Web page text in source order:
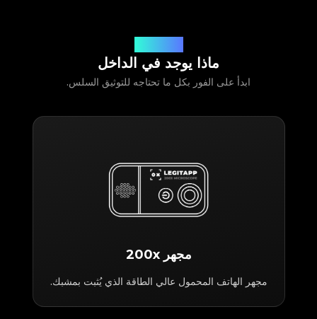
ماذا يوجد في الداخل
ابدأ على الفور بكل ما تحتاجه للتوثيق السلس.
مجهر 200x
مجهر الهاتف المحمول عالي الطاقة الذي يُثبت بمشبك.